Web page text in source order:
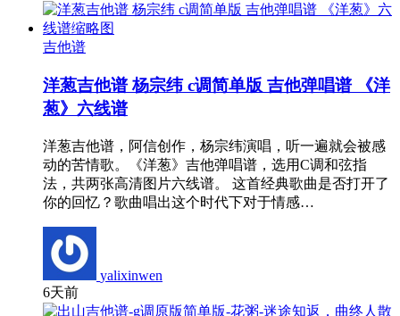
吉他谱
洋葱吉他谱 杨宗纬 c调简单版 吉他弹唱谱 《洋
葱》六线谱
洋葱吉他谱，阿信创作，杨宗纬演唱，听一遍就会被感
动的苦情歌。《洋葱》吉他弹唱谱，选用C调和弦指
法，共两张高清图片六线谱。 这首经典歌曲是否打开了
你的回忆？歌曲唱出这个时代下对于情感…
yalixinwen
6天前